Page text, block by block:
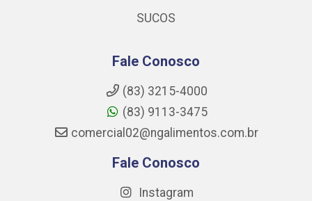
SUCOS
Fale Conosco
(83) 3215-4000
(83) 9113-3475
comercial02@ngalimentos.com.br
Fale Conosco
Instagram